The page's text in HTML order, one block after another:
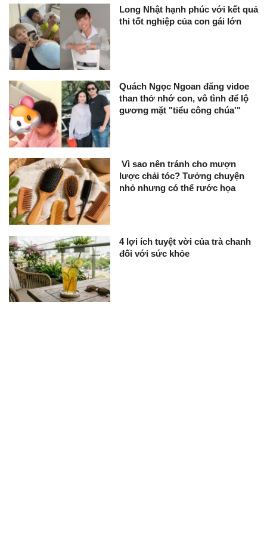
Long Nhật hạnh phúc với kết quả
thi tốt nghiệp của con gái lớn
Quách Ngọc Ngoan đăng vidoe
than thở nhớ con, vô tình để lộ
gương mặt "tiểu công chúa'"
Vì sao nên tránh cho mượn
lược chải tóc? Tưởng chuyện
nhỏ nhưng có thể rước họa
4 lợi ích tuyệt vời của trà chanh
đối với sức khỏe